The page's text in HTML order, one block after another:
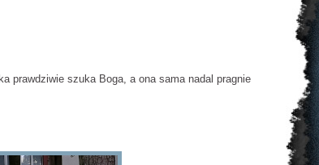
szuka Boga, a ona sama nadal pragnie